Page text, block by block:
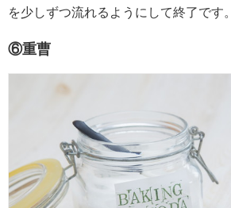
を少しずつ流れるようにして終了です。
⑥重曹